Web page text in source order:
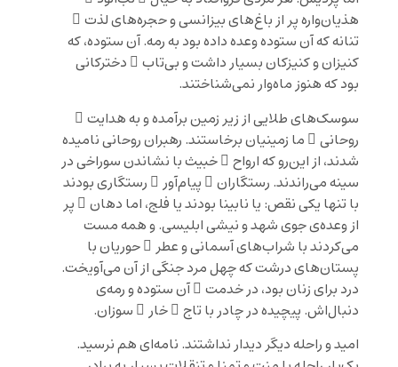
هذیان‌واره پر از باغ‌های بیزانسی و حجره‌های لذت ِ
تنانه که آن ستوده وعده داده بود به رمه. آن ستوده، که
کنیزان و کنیزکان بسیار داشت و بی‌تاب ِ دخترکانی
بود که هنوز ماه‌وار نمی‌شناختند.
سوسک‌های طلایی از زیر زمین برآمده و به هدایت ِ
روحانی ِ ما زمینیان برخاستند. رهبران روحانی نامیده
شدند، از این‌رو که ارواح ِ خبیث با نشاندن سوراخی در
سینه می‌راندند. رستگاران ِ پیام‌آور ِ رستگاری بودند
با تنها یکی نقص: یا نابینا بودند یا فلج، اما دهان ِ پر
از وعده‌ی جوی شهد و نیشی ابلیسی. و همه مست
می‌کردند با شراب‌های آسمانی و عطر ِ حوریان با
پستان‌های درشت که چهل مرد جنگی از آن می‌آویخت.
درد برای زنان بود، در خدمت ِ آن ستوده و رمه‌ی
دنبال‌اش. پیچیده در چادر با تاج ِ خار ِ سوزان.
امید و راحله دیگر دیدار نداشتند. نامه‌ای هم نرسید.